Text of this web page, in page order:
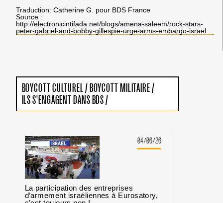
Traduction: Catherine G. pour BDS France
Source :
http://electronicintifada.net/blogs/amena-saleem/rock-stars-
peter-gabriel-and-bobby-gillespie-urge-arms-embargo-israel
BOYCOTT CULTUREL / BOYCOTT MILITAIRE/
ILS S'ENGAGENT DANS BDS/
04/06/26
La participation des entreprises
d’armement israéliennes à Eurosatory,